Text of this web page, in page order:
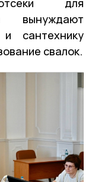
для
вынуждают
сантехнику
свалок.